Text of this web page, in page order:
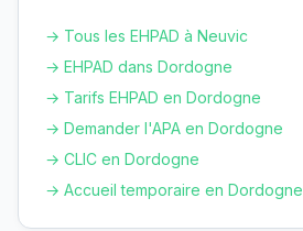
→ Tous les EHPAD à Neuvic
→ EHPAD dans Dordogne
→ Tarifs EHPAD en Dordogne
→ Demander l'APA en Dordogne
→ CLIC en Dordogne
→ Accueil temporaire en Dordogne